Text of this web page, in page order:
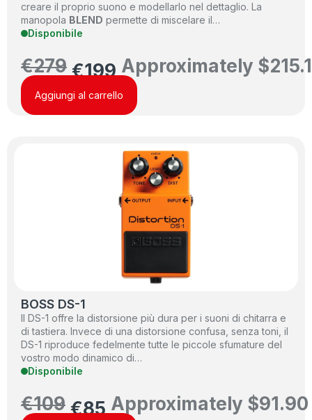
creare il proprio suono e modellarlo nel dettaglio. La
manopola BLEND permette di miscelare il…
Disponibile
€279 €199 Approximately $
Aggiungi al carrello
BOSS DS-1
Il DS-1 offre la distorsione più dura per i suoni di chitarra e
di tastiera. Invece di una distorsione confusa, senza toni, il
DS-1 riproduce fedelmente tutte le piccole sfumature del
vostro modo dinamico di…
Disponibile
€109 €85 Approximately $91.90